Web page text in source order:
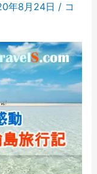
年8月24日 / コ